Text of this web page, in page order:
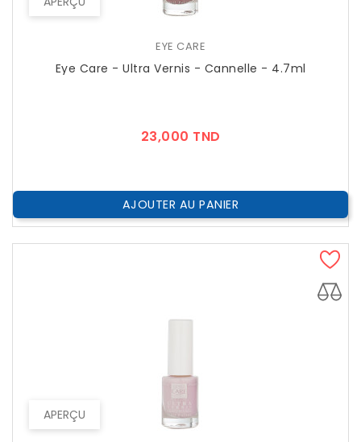
EYE CARE
Eye Care - Ultra Vernis - Cannelle - 4.7ml
23,000 TND
AJOUTER AU PANIER
APERÇU